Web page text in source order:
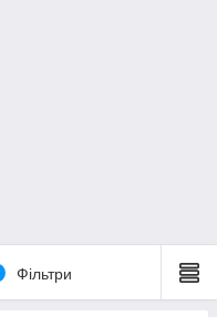
Фільтри